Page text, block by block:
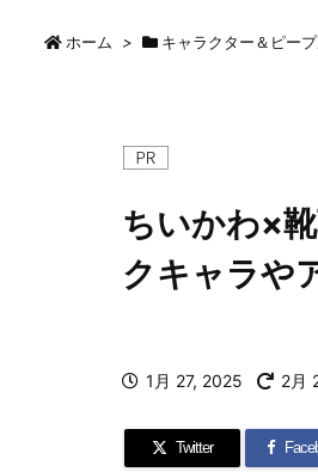
ホーム > キャラクター＆ピー
ちいかわ×
クキャラや
1月 27, 2025 2月
Twitter